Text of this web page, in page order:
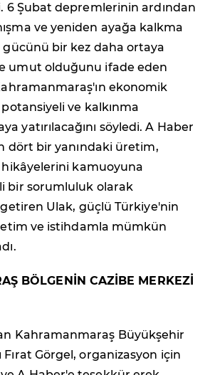
Şubat depremlerinin ardından
ve yeniden ayağa kalkma
bir kez daha ortaya
umut olduğunu ifade eden
ekonomik
ve kalkınma
yatırılacağını söyledi. A Haber
dört bir yanındaki üretim,
hikâyelerini kamuoyuna
bir sorumluluk olarak
Ulak, güçlü Türkiye'nin
ve istihdamla mümkün
BÖLGENİN CAZİBE MERKEZİ
Kahramanmaraş Büyükşehir
Fırat Görgel, organizasyon için